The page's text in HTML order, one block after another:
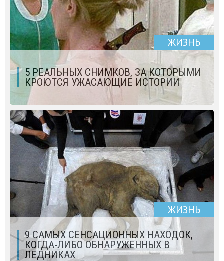
ЖИЗНЬ
5 РЕАЛЬНЫХ CНИМКОВ, ЗА КОТОРЫМИ
КРОЮТСЯ УЖАСАЮЩИЕ ИСТОРИИ
ЖИЗНЬ
9 САМЫХ СЕНСАЦИОННЫХ НАХОДОК,
КОГДА-ЛИБО ОБНАРУЖЕННЫХ В
ЛЕДНИКАХ